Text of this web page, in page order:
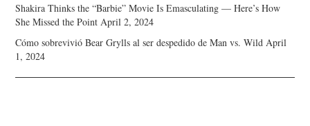
Shakira Thinks the “Barbie” Movie Is Emasculating — Here’s How
She Missed the Point April 2, 2024
Cómo sobrevivió Bear Grylls al ser despedido de Man vs. Wild April
1, 2024